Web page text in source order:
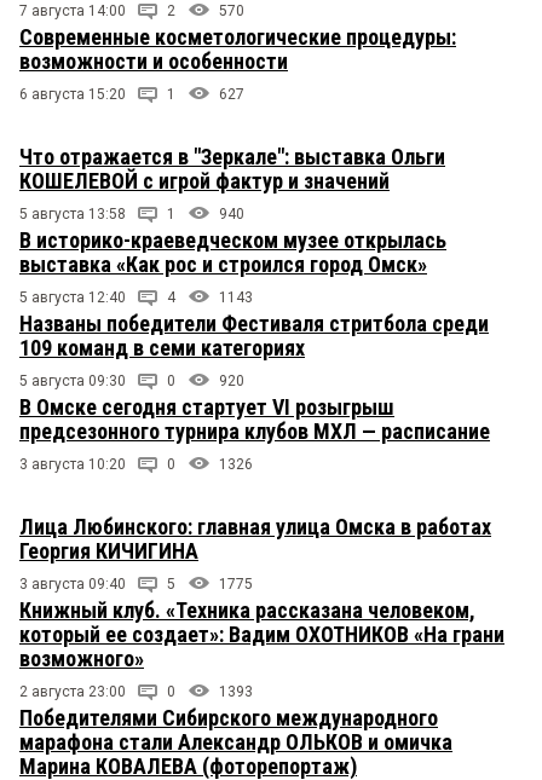
7 августа 14:00 2 570
Современные косметологические процедуры:
возможности и особенности
6 августа 15:20 1 627
Что отражается в "Зеркале": выставка Ольги
КОШЕЛЕВОЙ с игрой фактур и значений
5 августа 13:58 1 940
В историко-краеведческом музее открылась
выставка «Как рос и строился город Омск»
5 августа 12:40 4 1143
Названы победители Фестиваля стритбола среди
109 команд в семи категориях
5 августа 09:30 0 920
В Омске сегодня стартует VI розыгрыш
предсезонного турнира клубов МХЛ — расписание
3 августа 10:20 0 1326
Лица Любинского: главная улица Омска в работах
Георгия КИЧИГИНА
3 августа 09:40 5 1775
Книжный клуб. «Техника рассказана человеком,
который ее создает»: Вадим ОХОТНИКОВ «На грани
возможного»
2 августа 23:00 0 1393
Победителями Сибирского международного
марафона стали Александр ОЛЬКОВ и омичка
Марина КОВАЛЕВА (фоторепортаж)